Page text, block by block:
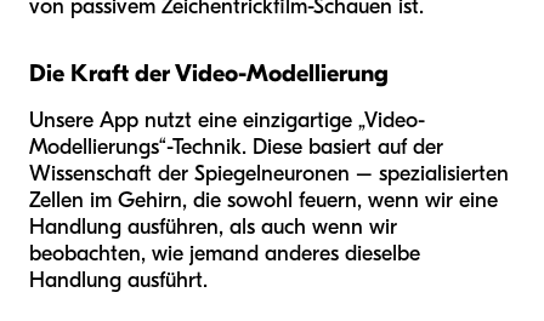
von passivem Zeichentrickfilm-Schauen ist.
Die Kraft der Video-Modellierung
Unsere App nutzt eine einzigartige „Video-
Modellierungs“-Technik. Diese basiert auf der
Wissenschaft der Spiegelneuronen – spezialisierten
Zellen im Gehirn, die sowohl feuern, wenn wir eine
Handlung ausführen, als auch wenn wir
beobachten, wie jemand anderes dieselbe
Handlung ausführt.